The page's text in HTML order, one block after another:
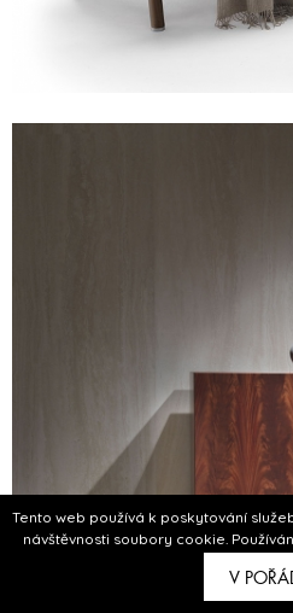
Tento web používá k poskytování
návštěvnosti soubory cookie.
V